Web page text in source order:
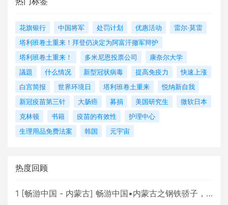
花旗银行 中国将军 处罚计划 优惠活动
雷尔·莫雷
塔利班卷土重来！拜登仍决定为阿富汗撤军辩护
塔利班卷土重来！
多米尼恩投票公司
康奈尔大学
議題
什么情况 新型冠状病毒 提高免疫力
快速上涨
白宫简报
世界环境日 塔利班卷土重来
悦纳新自我
新冠疫苗第三针
大肠癌 募捐 美国研究生
微软日本
克林顿
书籍 疫苗的有效性
护理中心
生理用品免费法案
韩国 元宇宙
热度回顾
1 [畅游中国 - 内蒙古] 畅游中国•内蒙古之钢铁骄子，魅力包头